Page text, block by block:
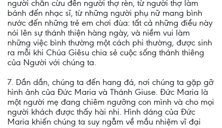
người chăn cừu đến người thợ rèn, từ người thợ làm
bánh đến nhạc sĩ, từ những người phụ nữ mang bình
nước đến những trẻ em chơi đùa: tất cả những điều này
nói lên sự thánh thiện hàng ngày, và niềm vui làm
những việc bình thường một cách phi thường, được sinh
ra mỗi khi Chúa Giêsu chia sẻ cuộc sống thánh thiêng
của Người với chúng ta.
7. Dần dần, chúng ta đến hang đá, nơi chúng ta gặp gỡ
hình ảnh của Đức Maria và Thánh Giuse. Đức Maria là
một người mẹ đang chiêm ngưỡng con mình và cho mọi
người khách được thấy hài nhi. Hình dáng của Đức
Maria khiến chúng ta suy ngẫm về mầu nhiệm vĩ đại